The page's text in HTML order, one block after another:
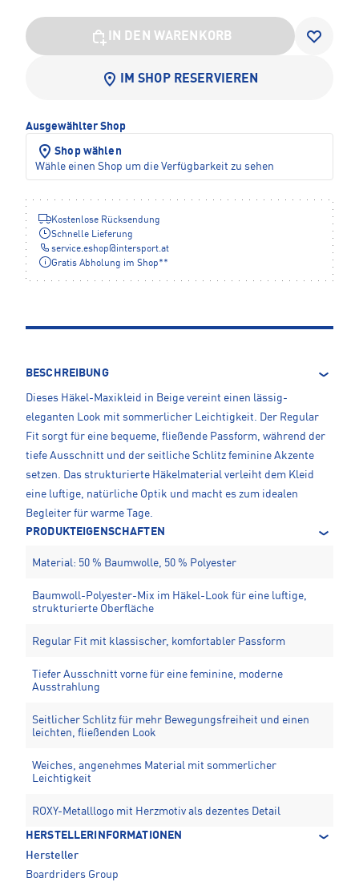
IN DEN WARENKORB
IM SHOP RESERVIEREN
Ausgewählter Shop
Shop wählen
Wähle einen Shop um die Verfügbarkeit zu sehen
Kostenlose Rücksendung
Schnelle Lieferung
service.eshop@ intersport.at
Gratis Abholung im Shop**
BESCHREIBUNG
Dieses Häkel-Maxikleid in Beige vereint einen lässig-
eleganten Look mit sommerlicher Leichtigkeit. Der Regular
Fit sorgt für eine bequeme, fließende Passform, während der
tiefe Ausschnitt und der seitliche Schlitz feminine Akzente
setzen. Das strukturierte Häkelmaterial verleiht dem Kleid
eine luftige, natürliche Optik und macht es zum idealen
Begleiter für warme Tage.
PRODUKTEIGENSCHAFTEN
Material: 50 % Baumwolle, 50 % Polyester
Baumwoll-Polyester-Mix im Häkel-Look für eine luftige,
strukturierte Oberfläche
Regular Fit mit klassischer, komfortabler Passform
Tiefer Ausschnitt vorne für eine feminine, moderne
Ausstrahlung
Seitlicher Schlitz für mehr Bewegungsfreiheit und einen
leichten, fließenden Look
Weiches, angenehmes Material mit sommerlicher
Leichtigkeit
ROXY-Metalllogo mit Herzmotiv als dezentes Detail
HERSTELLERINFORMATIONEN
Hersteller
Boardriders Group